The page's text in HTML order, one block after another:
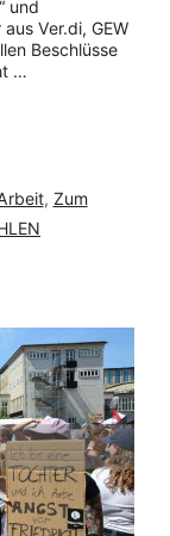
und
Ver.di, GEW
Beschlüsse
…
, Zum